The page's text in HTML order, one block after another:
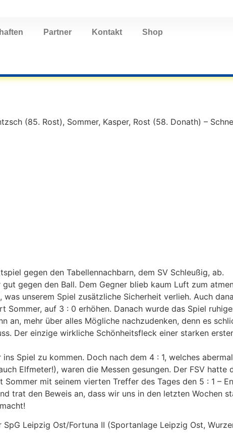
Partner Kontakt Shop
(85. Rost), Sommer, Kasper, Rost (58. Donath) –
gegen den Tabellennachbarn, dem SV Schleußig, ab.
gegen den Ball. Dem Gegner blieb kaum Luft zum
unserem Spiel zusätzliche Sicherheit verlieh. Auch
auf 3 : 0 erhöhen. Danach wurde das Spiel
an, mehr über alles Mögliche nachzudenken, denn es
Der einzige wirkliche Schönheitsfleck einer starken
Spiel zu kommen. Doch nach dem 4 : 1, welches
Elfmeter!), waren die Messen gesungen. Der FSV
mit seinem vierten Treffer des Tages den 5 : 1 –
trat den Beweis an, dass wir uns in den letzten Wochen
Leipzig Ost/Fortuna II (Sportanlage Leipzig Ost,